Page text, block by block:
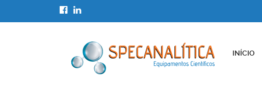
INÍCIO